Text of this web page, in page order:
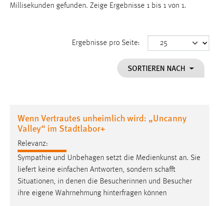
Millisekunden gefunden. Zeige Ergebnisse 1 bis 1 von 1.
Ergebnisse pro Seite:
SORTIEREN NACH
Wenn Vertrautes unheimlich wird: „Uncanny
Valley“ im Stadtlabor+
Relevanz:
Sympathie und Unbehagen setzt die Medienkunst an. Sie
liefert keine einfachen Antworten, sondern schafft
Situationen, in denen die Besucherinnen und Besucher
ihre eigene Wahrnehmung hinterfragen können
Name:
Dieser Cookie speichert die ausgewählten Einverständnis-
Performance
Name:
staticfilecache
Zweck:
Für performante Seitenauslieferung wird in diesem Cookie
gespeichert, ob man eingeloggt ist.